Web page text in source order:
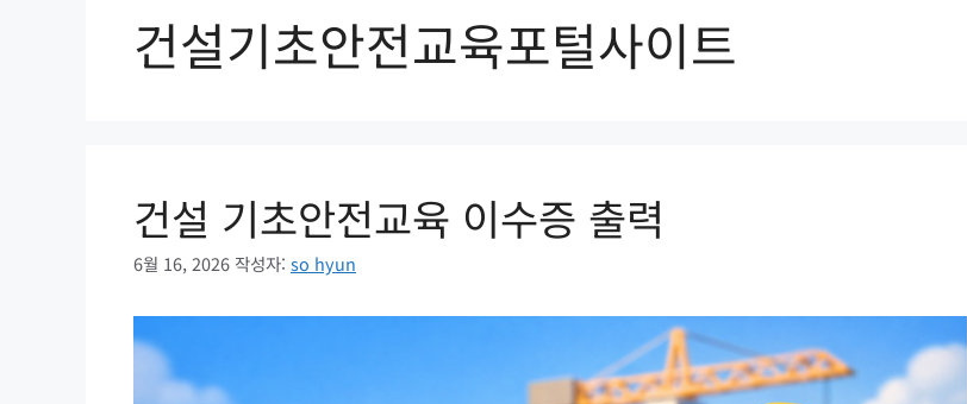
건설기초안전교육포털사이트
건설 기초안전교육 이수증 출력
6월 16, 2026 작성자: so hyun